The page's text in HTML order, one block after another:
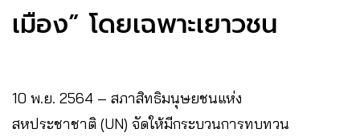
เมือง” โดยเฉพาะเยาวชน
10 พ.ย. 2564 – สภาสิทธิมนุษยชนแห่ง
สหประชาชาติ (UN) จัดให้มีกระบวนการทบทวน